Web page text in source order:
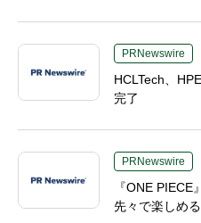
PRNewswire
HCLTech、
完了
PRNewswire
『ONE
先々で楽しめ